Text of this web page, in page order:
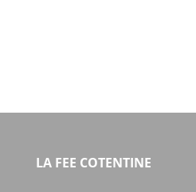
LA FEE COTENTINE